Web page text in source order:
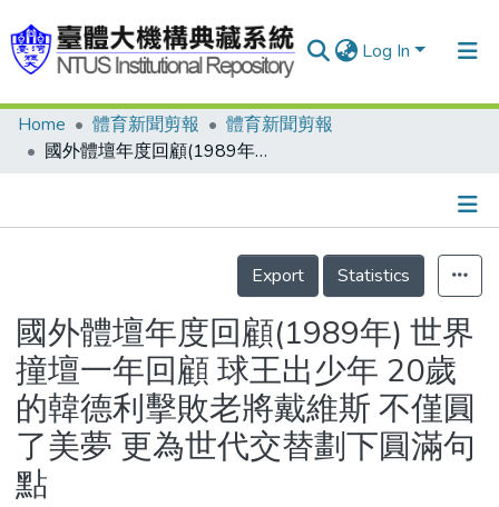
Log In
Communities & Collections
Statistics
Home 體育新聞剪報
體育新聞剪報
國外體壇年度回顧(1989年) 世界撞壇一年回顧 球王出少年 20歲的韓德利擊敗老將戴維斯 不僅圓了美夢 更為世代交替劃下圓滿句點
Details
Export
Statistics
國外體壇年度回顧(1989年) 世界
撞壇一年回顧 球王出少年 20歲
的韓德利擊敗老將戴維斯 不僅圓
了美夢 更為世代交替劃下圓滿句
點